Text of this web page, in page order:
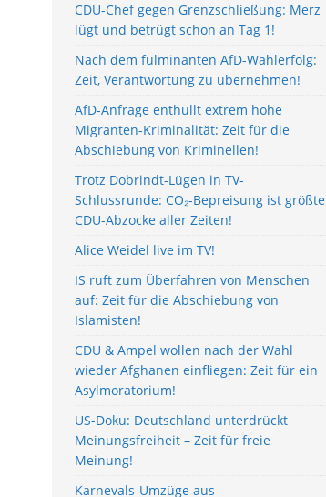
CDU-Chef gegen Grenzschließung: Merz
lügt und betrügt schon an Tag 1!
Nach dem fulminanten AfD-Wahlerfolg:
Zeit, Verantwortung zu übernehmen!
AfD-Anfrage enthüllt extrem hohe
Migranten-Kriminalität: Zeit für die
Abschiebung von Kriminellen!
Trotz Dobrindt-Lügen in TV-
Schlussrunde: CO₂-Bepreisung ist größte
CDU-Abzocke aller Zeiten!
Alice Weidel live im TV!
IS ruft zum Überfahren von Menschen
auf: Zeit für die Abschiebung von
Islamisten!
CDU & Ampel wollen nach der Wahl
wieder Afghanen einfliegen: Zeit für ein
Asylmoratorium!
US-Doku: Deutschland unterdrückt
Meinungsfreiheit – Zeit für freie
Meinung!
Karnevals-Umzüge aus